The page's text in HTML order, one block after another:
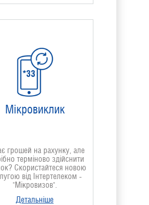
Мікровиклик
грошей на рахунку, але
терміново здійснити
Скористайтеся новою
від Інтертелеком -
"Мікровизов".
Детальніше